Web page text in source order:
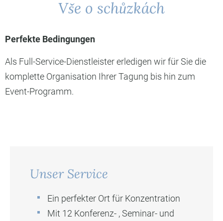
Vše o schůzkách
Perfekte Bedingungen
Als Full-Service-Dienstleister erledigen wir für Sie die
komplette Organisation Ihrer Tagung bis hin zum
Event-Programm.
Unser Service
Ein perfekter Ort für Konzentration
Mit 12 Konferenz- , Seminar- und